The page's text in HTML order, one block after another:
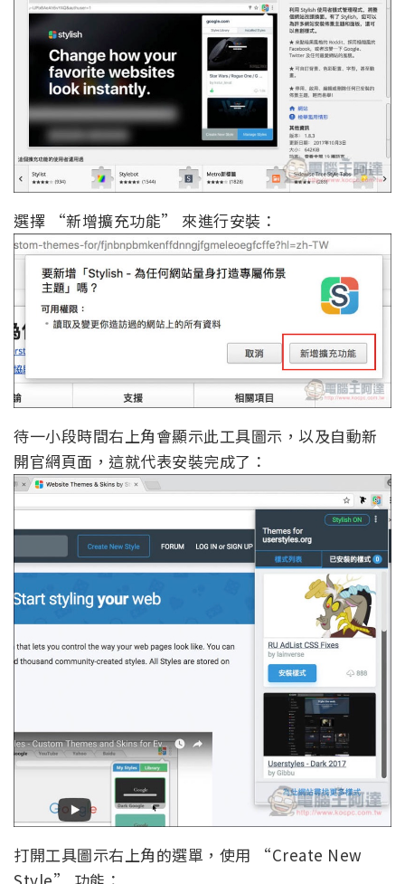
選擇 “新增擴充功能” 來進行安裝：
待一小段時間右上角會顯示此工具圖示，以及自動新
開官網頁面，這就代表安裝完成了：
打開工具圖示右上角的選單，使用 “Create New